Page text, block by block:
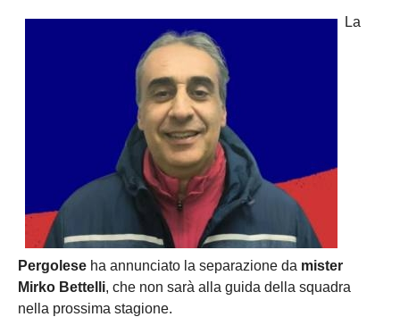
La
Pergolese ha annunciato la separazione da mister
Mirko Bettelli, che non sarà alla guida della squadra
nella prossima stagione.